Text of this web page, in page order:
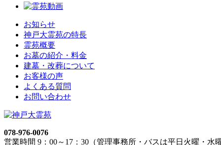
お知らせ
神戸大霊苑の特長
霊苑概要
お墓の紹介・料金
建墓・改葬について
お客様の声
よくある質問
お問い合わせ
078-976-0076
営業時間 9：00～17：30（管理事務所・バスは平日火曜・水